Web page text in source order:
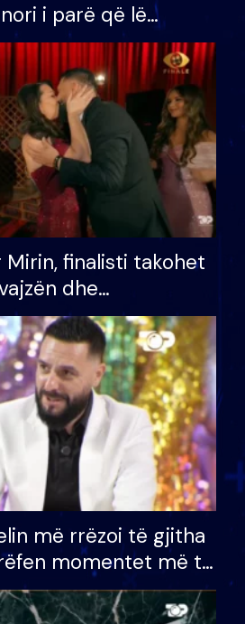
i parë që lë
mundësinë për
e madh
Mirin, finalisti takohet
dhe
S’kemi ndonjë letër
më rrëzoi të gjitha
momentet më të
e BB VIP: Do më
mëngjesit kur…